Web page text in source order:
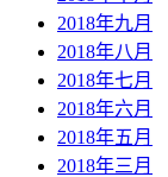
2018年九月
2018年八月
2018年七月
2018年六月
2018年五月
2018年三月